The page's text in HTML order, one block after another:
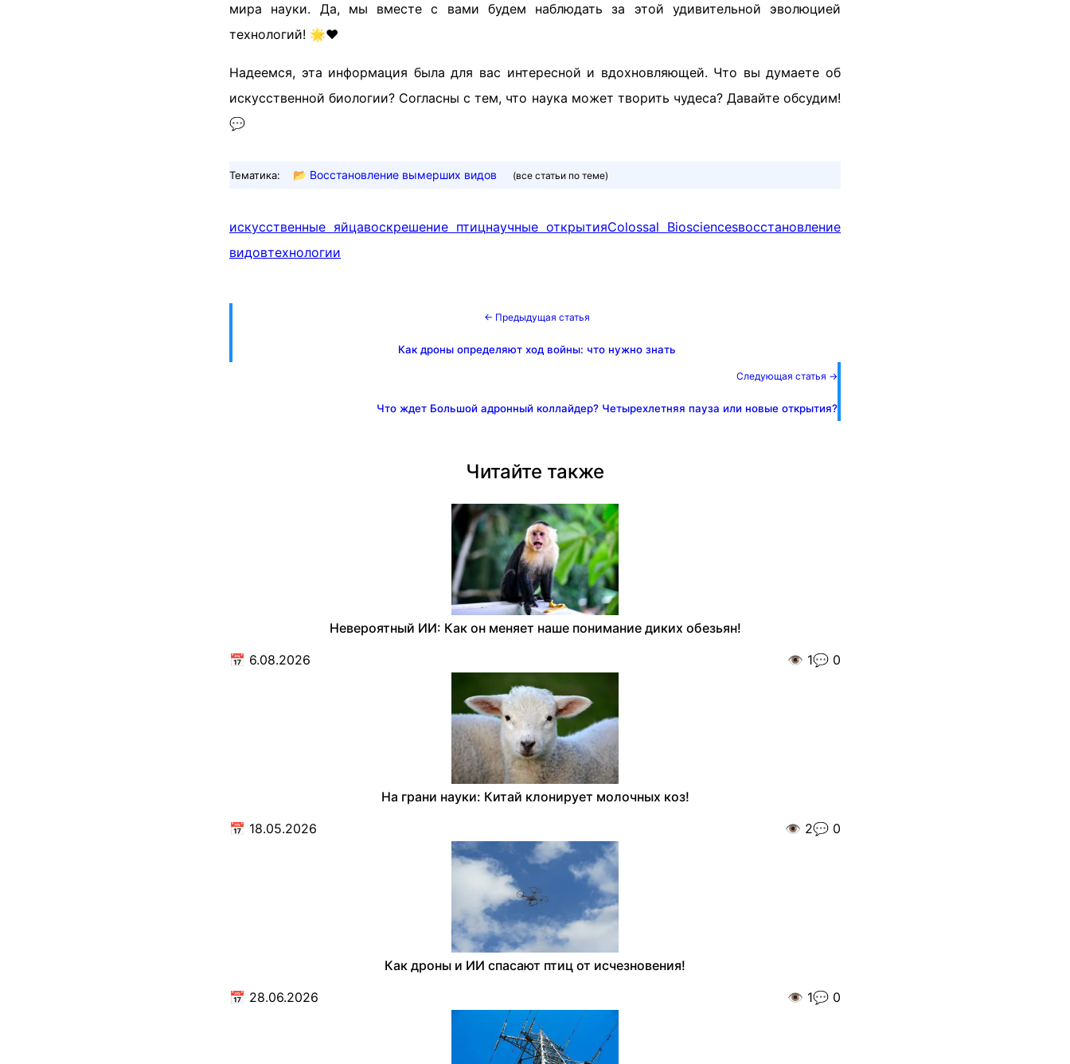
мира науки. Да, мы вместе с вами будем наблюдать за этой удивительной эволюцией
технологий! 🌟❤️
Надеемся, эта информация была для вас интересной и вдохновляющей. Что вы думаете об
искусственной биологии? Согласны с тем, что наука может творить чудеса? Давайте обсудим!
💬
Тематика: 📂 Восстановление вымерших видов (все статьи по теме)
искусственные яйцавоскрешение птицнаучные открытияColossal Biosciencesвосстановление
видовтехнологии
← Предыдущая статья
Как дроны определяют ход войны: что нужно знать
Следующая статья →
Что ждет Большой адронный коллайдер? Четырехлетняя пауза или новые открытия?
Читайте также
Невероятный ИИ: Как он меняет наше понимание диких обезьян!
📅 6.08.2026 👁️ 1💬 0
На грани науки: Китай клонирует молочных коз!
📅 18.05.2026 👁️ 2💬 0
Как дроны и ИИ спасают птиц от исчезновения!
📅 28.06.2026 👁️ 1💬 0